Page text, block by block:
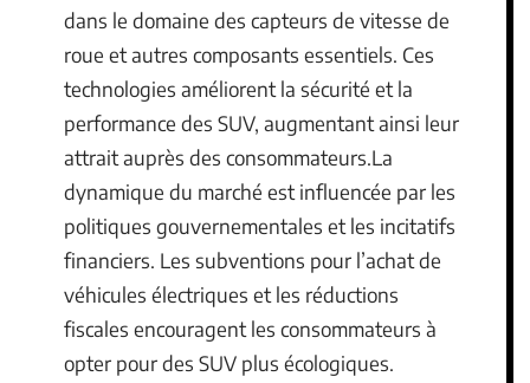
dans le domaine des capteurs de vitesse de
roue et autres composants essentiels. Ces
technologies améliorent la sécurité et la
performance des SUV, augmentant ainsi leur
attrait auprès des consommateurs.La
dynamique du marché est influencée par les
politiques gouvernementales et les incitatifs
financiers. Les subventions pour l’achat de
véhicules électriques et les réductions
fiscales encouragent les consommateurs à
opter pour des SUV plus écologiques.